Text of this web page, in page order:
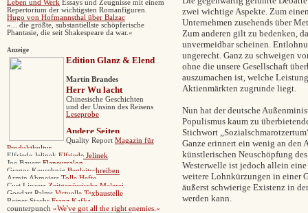
Leben und Werk Essays und Zeugnisse mit einem
Repertorium der wichtigsten Romanfiguren.
Hugo von Hofmannsthal über Balzac
»... die größte, substantiellste schöpferische
Phantasie, die seit Shakespeare da war.«
Anzeige
Edition Glanz & Elend
Martin Brandes
Herr Wu lacht
Chinesische Geschichten
und der Unsinn des Reisens
Leseprobe
Andere Seiten
Quality Report Magazin für
Produktkultur
Elfriede Jelinek Elfriede Jelinek
Joe Bauers Flaneursalon
Gregor Keuschnig Begleitschreiben
Armin Abmeiers Tolle Hefte
Curt Linzers Zeitgenössische Malerei
Goedart Palms Virtuelle Texbaustelle
Reiner Stachs Franz Kafka
counterpunch »We've got all the right enemies.«
zwei wichtige Aspekte. Zum
Unternehmen zusehends über
Zum anderen gilt zu bedenken,
unvermeidbar scheinen.
ungerecht. Ganz zu schweigen
ohne die unsere Gesellschaft
auszumachen ist, welche
Aktienmärkten zugrunde liegt.
Nun hat der deutsche
Populismus kaum zu
Stichwort
Ganze erinnert ein wenig an den
künstlerischen Neuschöpfung
Westerwelle ist jedoch allein
weitere Lohnkürzungen in einer
äußerst schwierige Existenz in
werden kann.